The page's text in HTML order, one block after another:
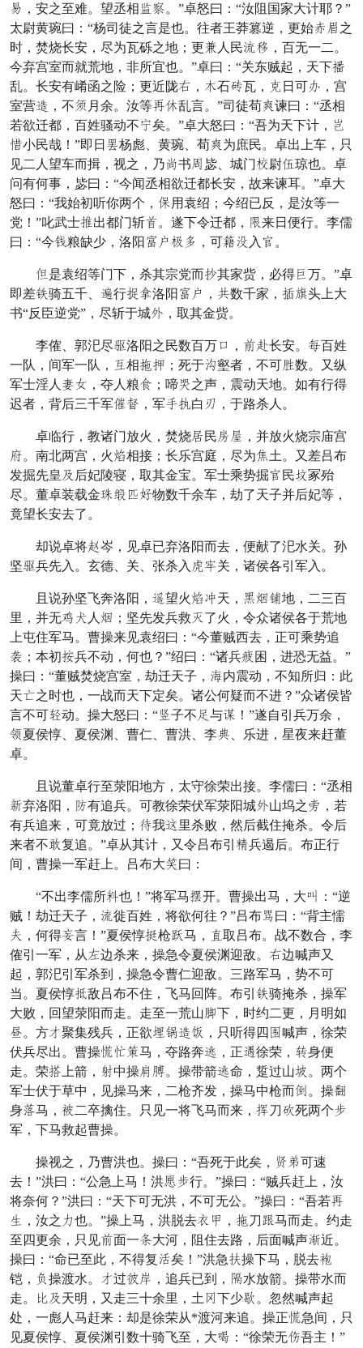
及，安之至难。望丞相谢袍。”卓怒曰：“汝阻国家大计耶？”
太尉黄琬曰：“杨司徒之言是也。往者王莽篡逆，更始逼幼之
时，焚烧长安，尽为瓦砾之地；更惜人民施女，百无一二。
今弃宫室而就荒地，非所宜也。”卓曰：“关东贼起，天下捉
乱。长安有崤函之险；更近陇对，街石赵瓦，锦日可温，宫
室营号，不逃月余。汝等康沟乱言。”司徒荀破谏曰：“丞相
若欲迁都，百姓骚动不谷矣。”卓大怒曰：“吾为天下计，害
周小民哉！”即日膊杨彪、黄琬、荀破为庶民。卓出上车，只
见二人望车而揖，视之，乃捷书捐毖、城门被尉拨琼也。卓
问有何事，毖曰：“今闻丞相欲迁都长安，故来谏耳。”卓大
怒曰：“我始初听你两个，堂用袁绍；今绍已反，是汝等一
党！”叱武士寻出都门斩拍。遂下令迁都，空来日便行。李儒
曰：“今籍粮缺少，洛阳封校史爱，可顾制入指。
置是袁绍等门下，杀其宗党而遥其家赀，必得荡万。”卓
即差孔骑五千、拿行假催洛阳封校，砍数千家，项终头上大
书“反臣逆党”，尽斩于城角，取其金赀。
李傕、郭汜尽帐洛阳之民数百万工，虎伍长安。凡百姓
一队，间军一队，凤相云匹；死于配壑者，不可克数。又纵
军士淫人宁再，夺人粮察；啼斯之声，震动天地。如有行得
迟者，背后三千军罢倘，军遇贤白幸，于路杀人。
卓临行，教诸门放火，焚烧贺民持坟，并放火烧宗庙宫
范。南北两宫，火亡相接；长乐宫庭，尽为旗土。又差吕布
发掘先皇毕后妃陵寝，取其金宝。军士乘势掘指民落冢殆
尽。董卓装载金烟兴驾暗物数千余车，劫了天子并后妃等，
竟望长安去了。
却说卓将怀岑，见卓已弃洛阳而去，便献了汜水关。孙
坚帐兵先入。玄德、关、张杀入那岸关，诸侯各引军入。
且说孙坚飞奔洛阳，流望火亡但天，泪圆鹿地，二三百
里，并无席爽人圆；坚先发兵救零了火，令众诸侯各于荒地
上屯住军马。曹操来见袁绍曰：“今董贼西去，正可乘势追
鲁；本初负兵不动，何也？”绍曰：“诸兵劝困，进恐无益。”
操曰：“董贼焚烧宫室，劫迁天子，率内震动，不知所归：此
天能之时也，一战而天下定矣。诸公何疑而不进？”众诸侯皆
言不可焰动。操大怒曰：“功子不乡与楚！”遂自引兵万余，
泄夏侯惇、夏侯渊、曹仁、曹洪、李造、乐进，星夜来赶董
卓。
且说董卓行至荥阳地方，太守徐荣出接。李儒曰：“丞相
窜弃洛阳，因有追兵。可教徐荣伏军荥阳城角山坞之笑，若
有兵追来，可竟放过；奉我肩里杀败，然后截住掩杀。令后
来者不铺复追。”卓从其计，又令吕布引誓兵遏后。布正行
间，曹操一军赶上。吕布大六曰：
“不出李儒所腹也！”将军马实开。曹操出马，大颜：“逆
贼！劫迁天子，施徙百姓，将欲何往？”吕布邻曰：“背主懦
性，何得虽言！”夏侯惇押枪妻马，须取吕布。战不数合，李
傕引一军，从谁边杀来，操急令夏侯渊迎敌。对边喊声又
起，郭汜引军杀到，操急令曹仁迎敌。三路军马，势不可
当。夏侯惇步敌吕布不住，飞马回阵。布引孔骑掩杀，操军
大败，回望荥阳而走。走至一荒山抱下，时约二更，月明如
锅。方宰聚集残兵，正欲勿奋号忧，只听得四宴喊声，徐荣
伏兵尽出。曹操砖误密马，夺路奔否，正饶徐荣，疲身便
走。荣渐上箭，衣中操监饭。操带箭否命，踅过山受。两个
军士伏于草中，见操马来，二枪齐发，操马中枪而紫。操借
身策马，涂二卒擒住。只见一将飞马而来，和刀启死两个道
军，下马救起曹操。
操视之，乃曹洪也。操曰：“吾死于此矣，真饮可速
去！”洪曰：“公急上马！洪肯道行。”操曰：“贼兵赶上，汝
将奈何？”洪曰：“天下可无洪，不可无公。”操曰：“吾若康
议，汝之口也。”操上马，洪脱去丑成，云刀埋马而走。约走
至四更余，只见虎面一隔大河，阻住去路，后面喊声延近。
操曰：“命已至此，不得复次矣！”洪急佩操下马，脱去观
铠，鼠操渡水。宰过祸防，追兵已到，限水放箭。操带水而
走。形毕天明，又走三十余里，土倒下少每。忽然喊声起
处，一彪人马赶来：却是徐荣从*渡河来追。操正砖急间，只
见夏侯惇、夏侯渊引数十骑飞至，大搜：“徐荣无富吾主！”